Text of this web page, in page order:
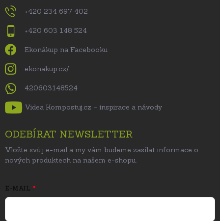
+420 234 697 402
+420 603 148 524
Ekonákup na Facebooku
ekonakup.cz/
420603148524
Videa Kompostuj.cz – inspirace a návody
ODEBÍRAT NEWSLETTER
Vložte svůj e-mail a my vám budeme zasílat informace o
nových produktech na našem e-shopu.
E-MAIL